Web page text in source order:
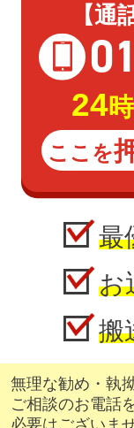
【通
24
ここを
最
お
搬
無理な勧め・執
ご相談のお電話
必要はございま